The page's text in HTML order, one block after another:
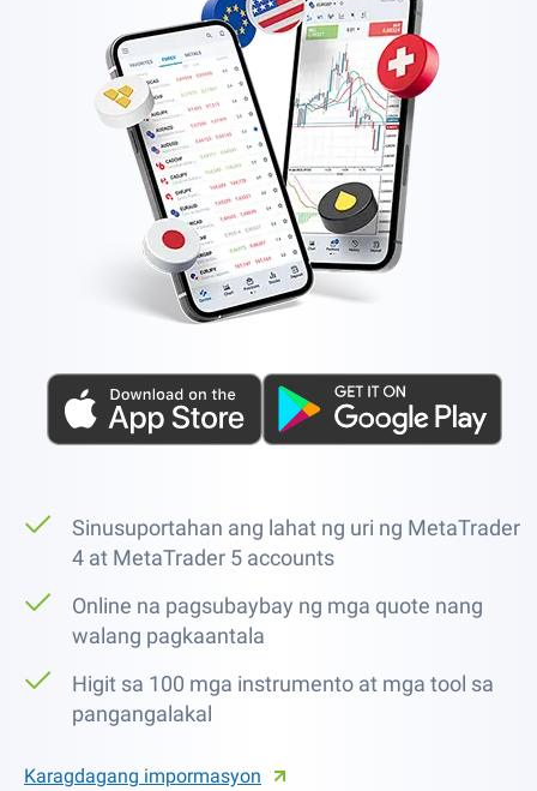
Sinusuportahan ang lahat ng uri ng MetaTrader
4 at MetaTrader 5 accounts
Online na pagsubaybay ng mga quote nang
walang pagkaantala
Higit sa 100 mga instrumento at mga tool sa
pangangalakal
Karagdagang impormasyon